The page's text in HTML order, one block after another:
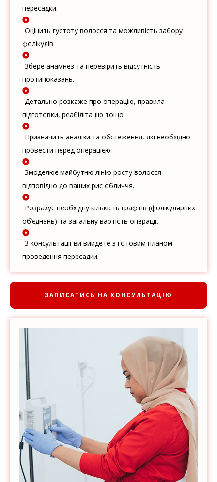
пересадки.
Оцінить густоту волосся та можливість забору
фолікулів.
Збере анамнез та перевірить відсутність
протипоказань.
Детально розкаже про операцію, правила
підготовки, реабілітацію тощо.
Призначить аналізи та обстеження, які необхідно
провести перед операцією.
Змоделює майбутню лінію росту волосся
відповідно до ваших рис обличчя.
Розрахує необхідну кількість графтів (фолікулярних
об’єднань) та загальну вартість операції.
З консультації ви вийдете з готовим планом
проведення пересадки.
ЗАПИСАТИСЬ НА КОНСУЛЬТАЦІЮ